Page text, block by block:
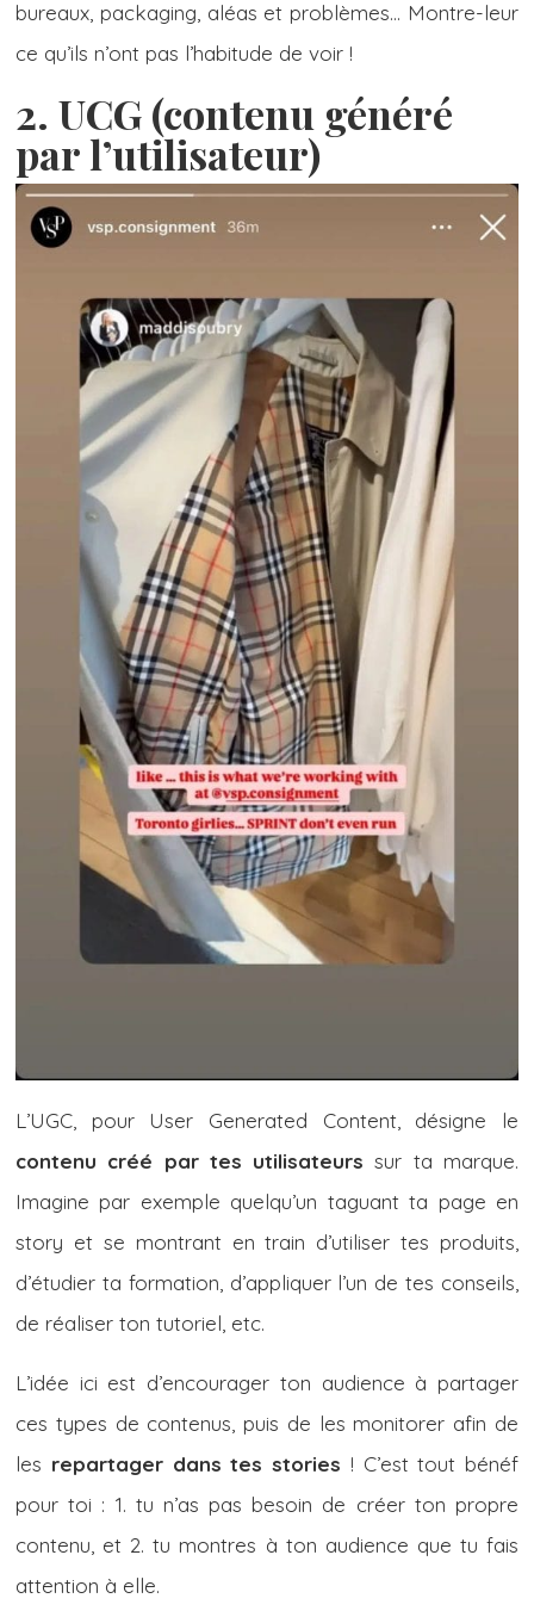
bureaux, packaging, aléas et problèmes… Montre-leur
ce qu’ils n’ont pas l’habitude de voir !
2. UCG (contenu généré
par l’utilisateur)
L’UGC, pour User Generated Content, désigne le
contenu créé par tes utilisateurs sur ta marque.
Imagine par exemple quelqu’un taguant ta page en
story et se montrant en train d’utiliser tes produits,
d’étudier ta formation, d’appliquer l’un de tes conseils,
de réaliser ton tutoriel, etc.
L’idée ici est d’encourager ton audience à partager
ces types de contenus, puis de les monitorer afin de
les repartager dans tes stories ! C’est tout bénéf
pour toi : 1. tu n’as pas besoin de créer ton propre
contenu, et 2. tu montres à ton audience que tu fais
attention à elle.